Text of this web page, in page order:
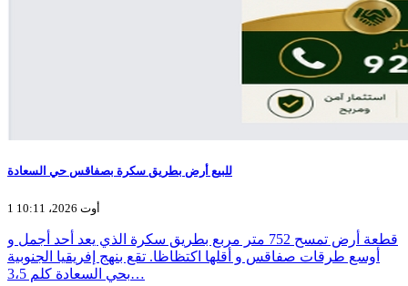
للبيع أرض بطريق سكرة بصفاقس حي السعادة
1 أوت 2026، 10:11
قطعة أرض تمسح 752 متر مربع بطريق سكرة الذي يعد أحد أجمل و
أوسع طرقات صفاقس و أقلها اكتظاظا. تقع بنهج إفريقيا الجنوبية
بحي السعادة كلم 3،5…